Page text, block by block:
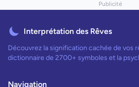
Publicité
Interprétation des Rêves
Découvrez la signification cachée de vos
dictionnaire de 2700+ symboles et la
Navigation